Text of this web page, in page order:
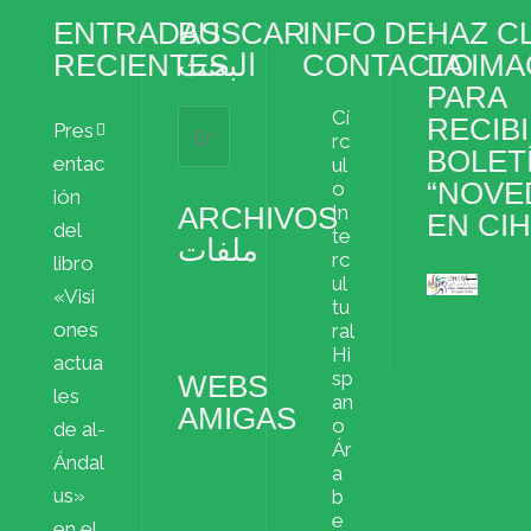
ENTRADAS
RECIENTES
Pres
entac
ión
del
libro
«Visi
ones
actua
les
de al-
Ándal
us»
BUSCAR
البحث
ARCHIVOS
ملفات
WEBS
AMIGAS
INFO DE
CONTACTO
Cí
rc
ul
o
In
te
rc
ul
tu
ral
Hi
sp
an
o
Ár
a
b
e
HAZ
LA
PARA
EN